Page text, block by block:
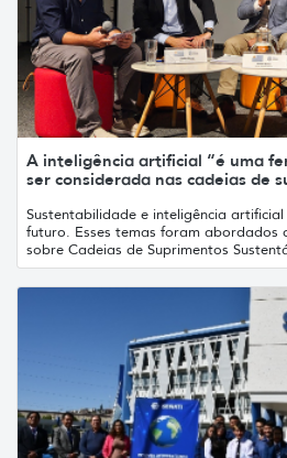
A inteligência artificial “é uma
ser considerada nas cadeias de
Sustentabilidade e inteligência
futuro. Esses temas foram abordados
sobre Cadeias de Suprimentos